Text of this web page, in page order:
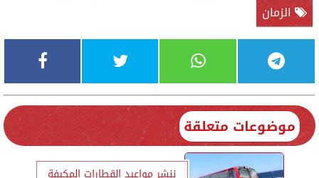
الزمان
موضوعات متعلقة
ننشر مواعيد القطارات المكيفة